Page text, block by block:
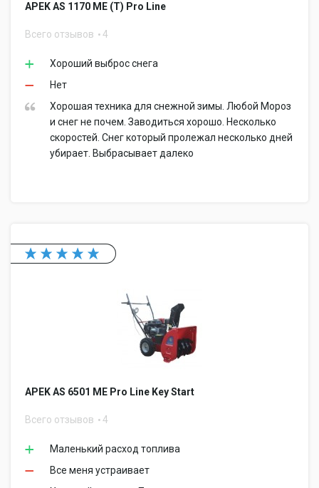
APEK AS 1170 ME (T) Pro Line
Всего отзывов 4
Хороший выброс снега
Нет
Хорошая техника для снежной зимы. Любой Мороз
и снег не почем. Заводиться хорошо. Несколько
скоростей. Снег который пролежал несколько дней
убирает. Выбрасывает далеко
APEK AS 6501 ME Pro Line Key Start
Всего отзывов 4
Маленький расход топлива
Все меня устраивает